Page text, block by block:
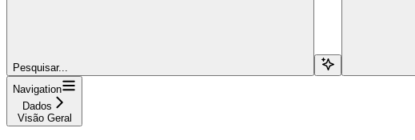
Pesquisar...
Navigation
Dados
Visão Geral